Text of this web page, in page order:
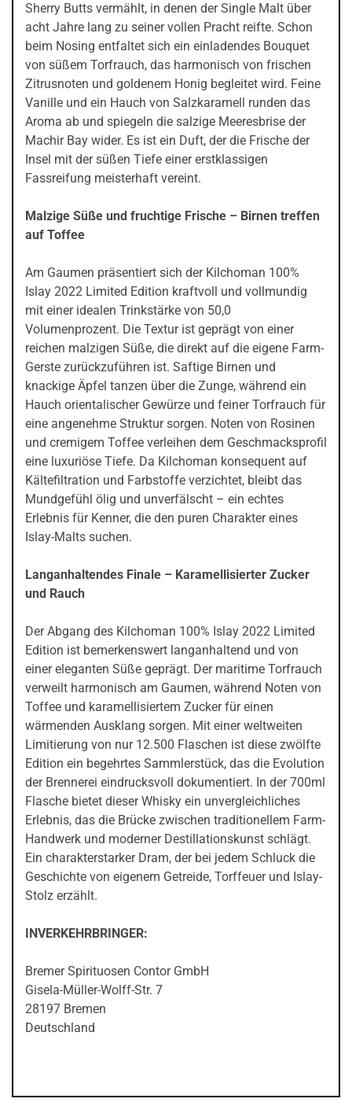
Sherry Butts vermählt, in denen der Single Malt über
acht Jahre lang zu seiner vollen Pracht reifte. Schon
beim Nosing entfaltet sich ein einladendes Bouquet
von süßem Torfrauch, das harmonisch von frischen
Zitrusnoten und goldenem Honig begleitet wird. Feine
Vanille und ein Hauch von Salzkaramell runden das
Aroma ab und spiegeln die salzige Meeresbrise der
Machir Bay wider. Es ist ein Duft, der die Frische der
Insel mit der süßen Tiefe einer erstklassigen
Fassreifung meisterhaft vereint.
Malzige Süße und fruchtige Frische – Birnen treffen
auf Toffee
Am Gaumen präsentiert sich der Kilchoman 100%
Islay 2022 Limited Edition kraftvoll und vollmundig
mit einer idealen Trinkstärke von 50,0
Volumenprozent. Die Textur ist geprägt von einer
reichen malzigen Süße, die direkt auf die eigene Farm-
Gerste zurückzuführen ist. Saftige Birnen und
knackige Äpfel tanzen über die Zunge, während ein
Hauch orientalischer Gewürze und feiner Torfrauch für
eine angenehme Struktur sorgen. Noten von Rosinen
und cremigem Toffee verleihen dem Geschmacksprofil
eine luxuriöse Tiefe. Da Kilchoman konsequent auf
Kältefiltration und Farbstoffe verzichtet, bleibt das
Mundgefühl ölig und unverfälscht – ein echtes
Erlebnis für Kenner, die den puren Charakter eines
Islay-Malts suchen.
Langanhaltendes Finale – Karamellisierter Zucker
und Rauch
Der Abgang des Kilchoman 100% Islay 2022 Limited
Edition ist bemerkenswert langanhaltend und von
einer eleganten Süße geprägt. Der maritime Torfrauch
verweilt harmonisch am Gaumen, während Noten von
Toffee und karamellisiertem Zucker für einen
wärmenden Ausklang sorgen. Mit einer weltweiten
Limitierung von nur 12.500 Flaschen ist diese zwölfte
Edition ein begehrtes Sammlerstück, das die Evolution
der Brennerei eindrucksvoll dokumentiert. In der 700ml
Flasche bietet dieser Whisky ein unvergleichliches
Erlebnis, das die Brücke zwischen traditionellem Farm-
Handwerk und moderner Destillationskunst schlägt.
Ein charakterstarker Dram, der bei jedem Schluck die
Geschichte von eigenem Getreide, Torffeuer und Islay-
Stolz erzählt.
INVERKEHRBRINGER:
Bremer Spirituosen Contor GmbH
Gisela-Müller-Wolff-Str. 7
28197 Bremen
Deutschland